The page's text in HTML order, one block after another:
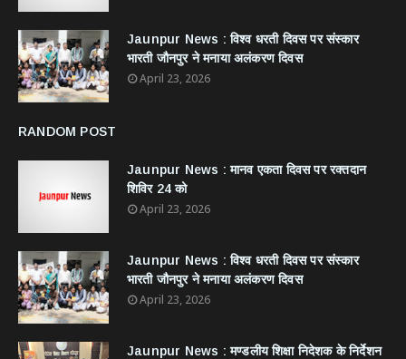
Jaunpur News : विश्व धरती दिवस पर संस्कार
भारती जौनपुर ने मनाया अलंकरण दिवस
April 23, 2026
RANDOM POST
Jaunpur News : ​मानव एकता दिवस पर रक्तदान
शिविर 24 को
April 23, 2026
Jaunpur News : विश्व धरती दिवस पर संस्कार
भारती जौनपुर ने मनाया अलंकरण दिवस
April 23, 2026
Jaunpur News : ​मण्डलीय शिक्षा निदेशक के निर्देशन